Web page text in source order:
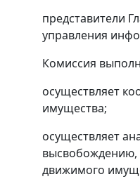
представители
управления
Комиссия
осуществляет
имущества;
осуществляет
высвобождению,
движимого